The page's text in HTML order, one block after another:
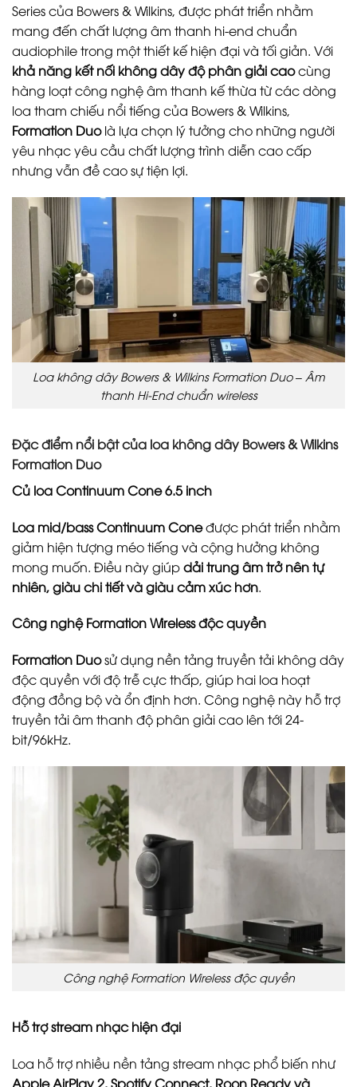
Series của Bowers & Wilkins, được phát triển nhằm
mang đến chất lượng âm thanh hi-end chuẩn
audiophile trong một thiết kế hiện đại và tối giản. Với
khả năng kết nối không dây độ phân giải caocùng
hàng loạt công nghệ âm thanh kế thừa từ các dòng
loa tham chiếu nổi tiếng của Bowers & Wilkins,
Formation Duolà lựa chọn lý tưởng cho những người
yêu nhạc yêu cầu chất lượng trình diễn cao cấp
nhưng vẫn đề cao sự tiện lợi.
Loa không dây Bowers & Wilkins Formation Duo – Âm
thanh Hi-End chuẩn wireless
Đặc điểm nổi bật của loa không dây Bowers & Wilkins
Formation Duo
Củ loa Continuum Cone 6.5 inch
Loa mid/bass Continuum Coneđược phát triển nhằm
giảm hiện tượng méo tiếng và cộng hưởng không
mong muốn. Điều này giúpdải trung âm trở nên tự
nhiên, giàu chi tiết và giàu cảm xúc hơn.
Công nghệ Formation Wireless độc quyền
Formation Duosử dụng nền tảng truyền tải không dây
độc quyền với độ trễ cực thấp, giúp hai loa hoạt
động đồng bộ và ổn định hơn. Công nghệ này hỗ trợ
truyền tải âm thanh độ phân giải cao lên tới 24-
bit/96kHz.
Công nghệ Formation Wireless độc quyền
Hỗ trợ stream nhạc hiện đại
Loa hỗ trợ nhiều nền tảng stream nhạc phổ biến như
Apple AirPlay 2, Spotify Connect, Roon Ready và